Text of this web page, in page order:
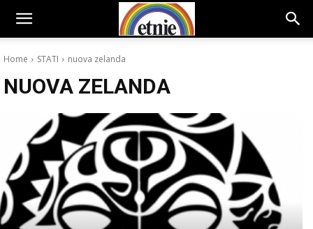
Home STATI nuova zelanda
NUOVA ZELANDA